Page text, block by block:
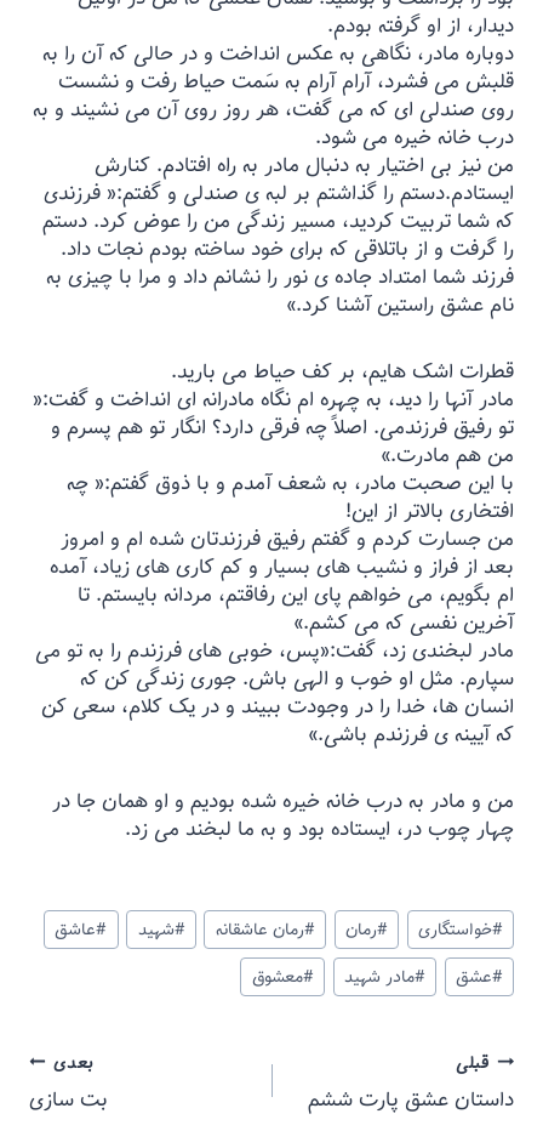
دیدار، از او گرفته بودم.
دوباره مادر، نگاهی به عکس انداخت و در حالی که آن را به
قلبش می فشرد، آرام آرام به سَمت حیاط رفت و نشست
روی صندلی ای که می گفت، هر روز روی آن می نشیند و به
درب خانه خیره می شود.
من نیز بی اختیار به دنبال مادر به راه افتادم. کنارش
ایستادم.دستم را گذاشتم بر لبه ی صندلی و گفتم:« فرزندی
که شما تربیت کردید، مسیر زندگی من را عوض کرد. دستم
را گرفت و از باتلاقی که برای خود ساخته بودم نجات داد.
فرزند شما امتداد جاده ی نور را نشانم داد و مرا با چیزی به
نام عشق راستین آشنا کرد‌.»
قطرات اشک هایم، بر کف حیاط می بارید.
مادر آنها را دید، به چهره ام نگاه مادرانه ای انداخت و گفت:«
تو رفیق فرزندمی. اصلاً چه فرقی دارد؟ انگار تو هم پسرم و
من هم مادرت.»
با این صحبت مادر، به شعف آمدم و با ذوق گفتم:« چه
افتخاری بالاتر از این!
من جسارت کردم و گفتم رفیق فرزندتان شده ام و امروز
بعد از فراز و نشیب های بسیار و کم کاری های زیاد، آمده
ام بگویم، می خواهم پای این رفاقتم، مردانه بایستم. تا
آخرین نفسی که می کشم‌.»
مادر لبخندی زد، گفت:«پس، خوبی های فرزندم را به تو می
سپارم. مثل او خوب و الهی باش. جوری زندگی کن که
انسان ها، خدا را در وجودت ببیند‌ و در یک کلام، سعی کن
که آیینه ی فرزندم باشی.»
من و مادر به درب خانه خیره شده بودیم‌ و او همان جا در
چهار چوب در، ایستاده بود و به ما لبخند می زد.
#خواستگاری #رمان #رمان عاشقانه #شهید #عاشق
#عشق #مادر شهید #معشوق
قبلی
داستان عشق پارت ششم
بعدی
بت سازی